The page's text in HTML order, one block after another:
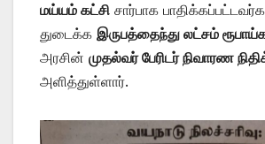
மய்யம் கட்சி சார்பாக
துடைக்க இருபத்தைந்து லட்சம்
அரசின் முதல்வர் பேரிடர் நிவாரண
அளித்துள்ளார்.